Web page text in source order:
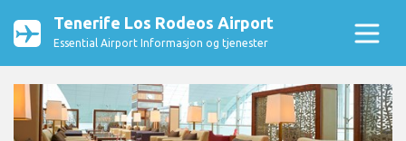
Tenerife Los Rodeos Airport
Essential Airport Informasjon og tjenester